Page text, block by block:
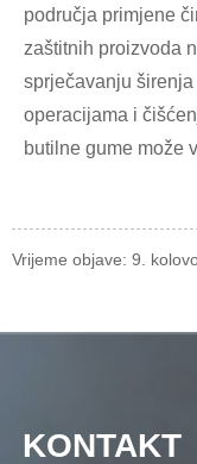
područja primjene
zaštitnih proizvoda
sprječavanju
operacijama i
butilne gume može
Vrijeme objave: 9.
KONTAKT